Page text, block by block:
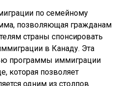
по семейному
позволяющая гражданам
страны спонсировать
в Канаду. Эта
программы иммиграции
которая позволяет
одним из столпов